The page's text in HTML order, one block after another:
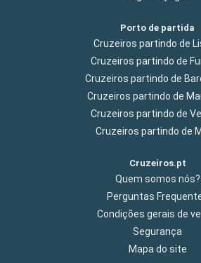
Porto de partida
Cruzeiros partindo de
Cruzeiros partindo de
Cruzeiros partindo de
Cruzeiros partindo de
Cruzeiros partindo de
Cruzeiros partindo de
Cruzeiros.pt
Quem somos nós?
Perguntas
Condições gerais de
Segurança
Mapa do site